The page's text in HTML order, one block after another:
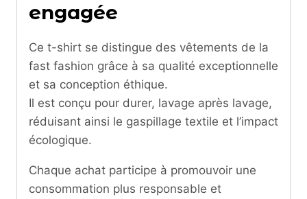
engagée
Ce t-shirt se distingue des vêtements de la
fast fashion grâce à sa qualité exceptionnelle
et sa conception éthique.
Il est conçu pour durer, lavage après lavage,
réduisant ainsi le gaspillage textile et l’impact
écologique.
Chaque achat participe à promouvoir une
consommation plus responsable et